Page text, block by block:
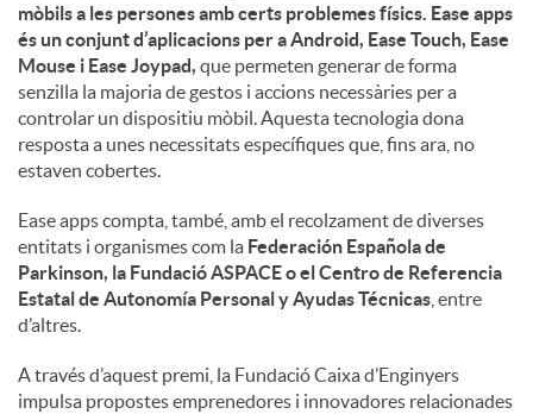
mòbils a les persones amb certs problemes físics. Ease apps
és un conjunt d’aplicacions per a Android, Ease Touch, Ease
Mouse i Ease Joypad, que permeten generar de forma
senzilla la majoria de gestos i accions necessàries per a
controlar un dispositiu mòbil. Aquesta tecnologia dona
resposta a unes necessitats específiques que, fins ara, no
estaven cobertes.
Ease apps compta, també, amb el recolzament de diverses
entitats i organismes com la Federación Española de
Parkinson, la Fundació ASPACE o el Centro de Referencia
Estatal de Autonomía Personal y Ayudas Técnicas , entre
d’altres.
A través d’aquest premi, la Fundació Caixa d’Enginyers
impulsa propostes emprenedores i innovadores relacionades